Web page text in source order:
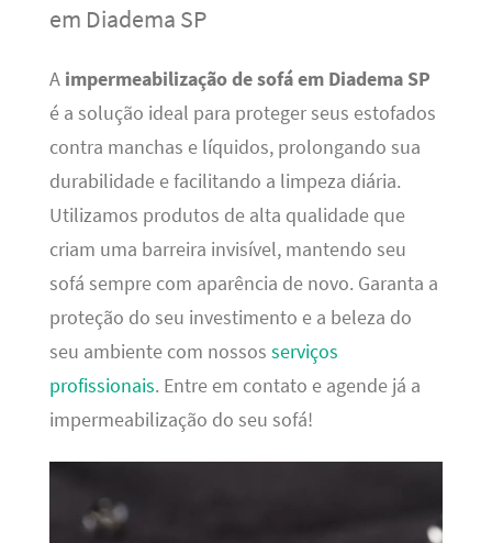
em Diadema SP
A impermeabilização de sofá em Diadema SP
é a solução ideal para proteger seus estofados
contra manchas e líquidos, prolongando sua
durabilidade e facilitando a limpeza diária.
Utilizamos produtos de alta qualidade que
criam uma barreira invisível, mantendo seu
sofá sempre com aparência de novo. Garanta a
proteção do seu investimento e a beleza do
seu ambiente com nossos serviços
profissionais. Entre em contato e agende já a
impermeabilização do seu sofá!